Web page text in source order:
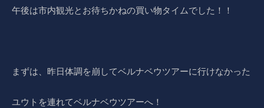
午後は市内観光とお待ちかねの買い物タイムでした！！
まずは、昨日体調を崩してベルナベウツアーに行けなかった
ユウトを連れてベルナベウツアーへ！